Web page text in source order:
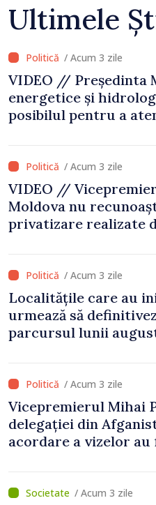
Ultimele
/ Acum 3 zile
VIDEO // Președinta
energetice și
posibilul pentru a
/ Acum 3 zile
VIDEO //
Moldova nu
privatizare realizate
/ Acum 3 zile
Localitățile care au
urmează să
parcursul lunii
/ Acum 3 zile
Vicepremierul Mihai
delegației din
acordare a vizelor
/ Acum 3 zile